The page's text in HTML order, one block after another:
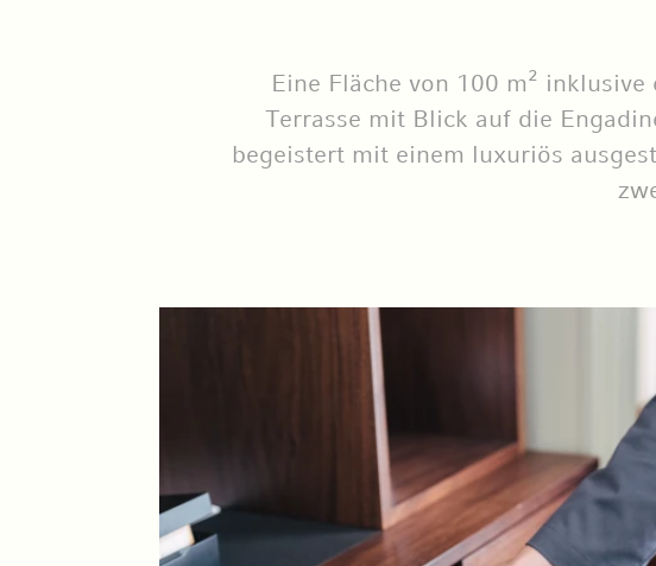
Eine Fläche von 100 m²
Terrasse mit Blick auf die
begeistert mit einem luxuriös